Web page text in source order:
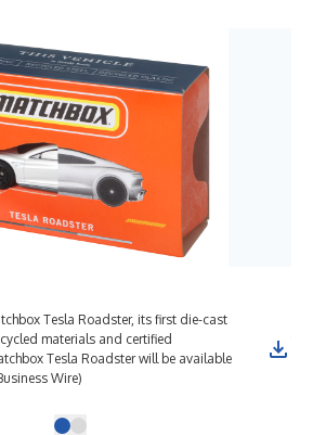
Tesla Roadster, its first die-cast
materials and certified
Tesla Roadster will be available
Wire)